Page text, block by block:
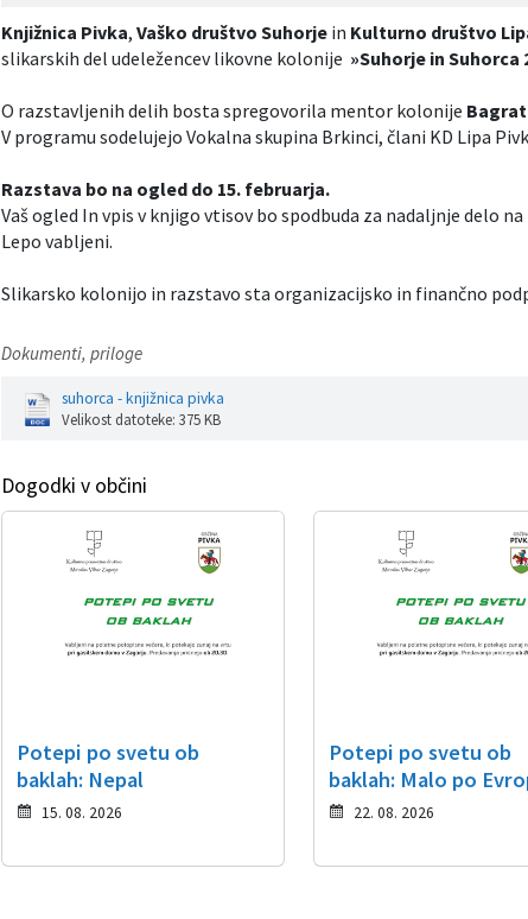
Knjižnica Pivka, Vaško društvo Suhorjein Kulturno društvo
slikarskih del udeležencev likovne kolonije »Suhorje in Suhorca
O razstavljenih delih bosta spregovorila mentor kolonije
V programu sodelujejo Vokalna skupina Brkinci, člani KD Lipa
Razstava bo na ogled do 15. februarja.
Vaš ogled In vpis v knjigo vtisov bo spodbuda za nadaljnje delo
Lepo vabljeni.
Slikarsko kolonijo in razstavo sta organizacijsko in finančno
Dokumenti, priloge
suhorca - knjižnica pivka
Velikost datoteke: 375 KB
Dogodki v občini
Potepi po svetu ob
baklah: Nepal
15. 08. 2026
Potepi po svetu ob
baklah: Malo po
22. 08. 2026